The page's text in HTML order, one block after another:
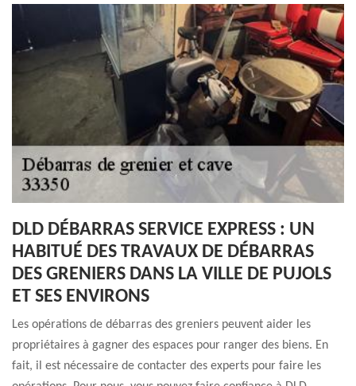
DLD DÉBARRAS SERVICE EXPRESS : UN
HABITUÉ DES TRAVAUX DE DÉBARRAS
DES GRENIERS DANS LA VILLE DE PUJOLS
ET SES ENVIRONS
Les opérations de débarras des greniers peuvent aider les
propriétaires à gagner des espaces pour ranger des biens. En
fait, il est nécessaire de contacter des experts pour faire les